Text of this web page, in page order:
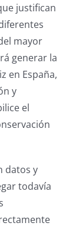
justifican
mayor
generar la
en España,
y
el
datos y
todavía